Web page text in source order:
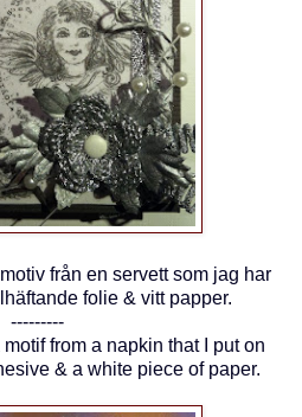
från en servett som jag har
folie & vitt papper.
---------
from a napkin that I put on
& a white piece of paper.